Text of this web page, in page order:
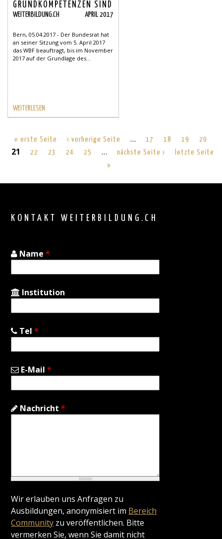
GRUNDKOMPETENZEN SIND
WICHTIG
WEITERBILDUNG.CH APRIL 2017
Bern, 05.04.2017 - Der Bundesrat hat
an seiner Sitzung vom 5. April 2017
das WBF beauftragt, bis im November
2017 auf der Grundlage des...
WEITERLESEN
« erste Seite ‹ vorherige Seite … 17 18 19 20
21 22 23 24 25 … nächste Seite ›
letzte Seite
»
top
KONTAKT WEITERBILDUNG.CH
Name*
Institution
Tel*
E-Mail*
Nachricht*
Wir erlauben uns Anfragen zu
Ausbildungen, anonymisiert im Bereich
Community zu veröffentlichen. Bitte
vermerken Sie, wenn Sie damit nicht